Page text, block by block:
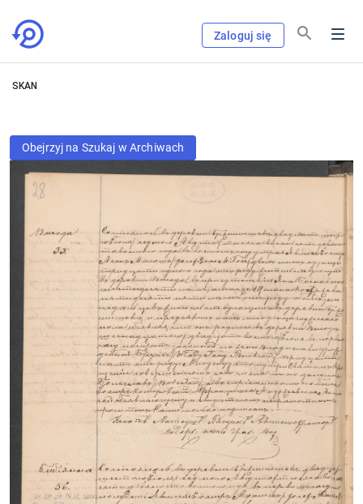
Zaloguj się
SKAN
Obejrzyj na Szukaj w Archiwach